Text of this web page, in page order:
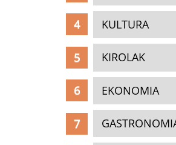
KULTURA
KIROLAK
EKONOMIA